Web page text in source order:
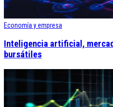
Economía y empresa
Inteligencia artificial,
bursátiles